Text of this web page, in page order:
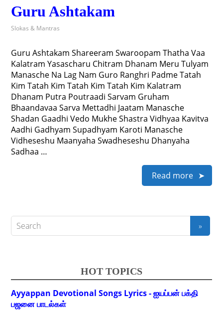
Guru Ashtakam
Slokas & Mantras
Guru Ashtakam Shareeram Swaroopam Thatha Vaa
Kalatram Yasascharu Chitram Dhanam Meru Tulyam
Manasche Na Lag Nam Guro Ranghri Padme Tatah
Kim Tatah Kim Tatah Kim Tatah Kim Kalatram
Dhanam Putra Poutraadi Sarvam Gruham
Bhaandavaa Sarva Mettadhi Jaatam Manasche
Shadan Gaadhi Vedo Mukhe Shastra Vidhyaa Kavitva
Aadhi Gadhyam Supadhyam Karoti Manasche
Vidheseshu Maanyaha Swadheseshu Dhanyaha
Sadhaa …
Read more
HOT TOPICS
Ayyappan Devotional Songs Lyrics - ஐயப்பன் பக்தி
பஜனை பாடல்கள்